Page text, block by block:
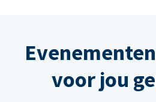
voor jou